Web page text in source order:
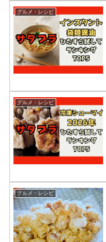
グルメ・レシピ
グルメ・レシピ
グルメ・レシピ